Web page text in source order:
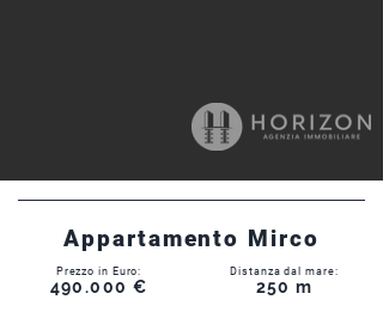
Appartamento Mirco
Prezzo in Euro:
490.000 €
Distanza dal mare:
250 m